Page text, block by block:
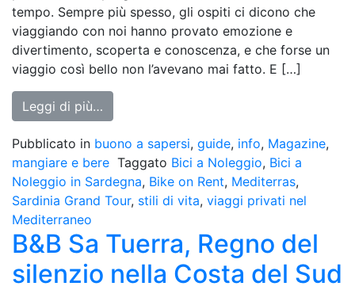
tempo. Sempre più spesso, gli ospiti ci dicono che
viaggiando con noi hanno provato emozione e
divertimento, scoperta e conoscenza, e che forse un
viaggio così bello non l’avevano mai fatto. E […]
Leggi di più…
Pubblicato in buono a sapersi, guide, info, Magazine,
mangiare e bere Taggato Bici a Noleggio, Bici a
Noleggio in Sardegna, Bike on Rent, Mediterras,
Sardinia Grand Tour, stili di vita, viaggi privati nel
Mediterraneo
B&B Sa Tuerra, Regno del
silenzio nella Costa del Sud